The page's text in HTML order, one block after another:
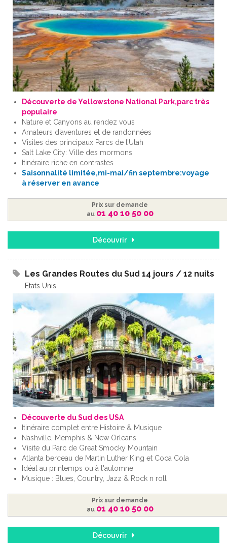
Découverte de Yellowstone National Park,parc très
populaire
Nature et Canyons au rendez vous
Amateurs d’aventures et de randonnées
Visites des principaux Parcs de l’Utah
Salt Lake City: Ville des mormons
Itinéraire riche en contrastes
Saisonnalité limitée,mi-mai/fin septembre:voyage
à réserver en avance
Prix sur demande
au 01 40 10 50 00
Découvrir
Les Grandes Routes du Sud 14 jours / 12 nuits
Etats Unis
Découverte du Sud des USA
Itinéraire complet entre Histoire & Musique
Nashville, Memphis & New Orleans
Visite du Parc de Great Smocky Mountain
Atlanta berceau de Martin Luther King et Coca Cola
Idéal au printemps ou à l'automne
Musique : Blues, Country, Jazz & Rock n roll
Prix sur demande
au 01 40 10 50 00
Découvrir